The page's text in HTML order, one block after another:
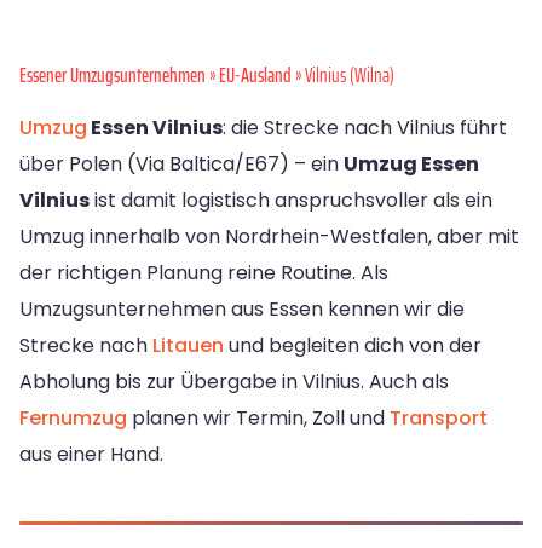
Essener Umzugsunternehmen»EU-Ausland» Vilnius (Wilna)
Umzug Essen Vilnius: die Strecke nach Vilnius führt
über Polen (Via Baltica/E67) – ein Umzug Essen
Vilniusist damit logistisch anspruchsvoller als ein
Umzug innerhalb von Nordrhein-Westfalen, aber mit
der richtigen Planung reine Routine. Als
Umzugsunternehmen aus Essen kennen wir die
Strecke nach Litauen und begleiten dich von der
Abholung bis zur Übergabe in Vilnius. Auch als
Fernumzug planen wir Termin, Zoll und Transport
aus einer Hand.